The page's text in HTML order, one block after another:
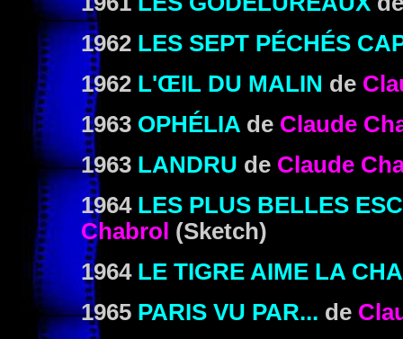
1962 LES SEPT PÉCHÉS
1962 L'ŒIL DU MALIN de
1963 OPHÉLIA de Claude
1963 LANDRU de Claude
1964 LES PLUS BELLES
Chabrol (Sketch)
1964LE TIGRE AIME LA
1965 PARIS VU PAR... de